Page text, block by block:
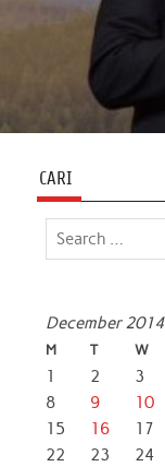
CARI
December 2014
M T W
1 2 3
8
9 10
15
16 17
22
23 24